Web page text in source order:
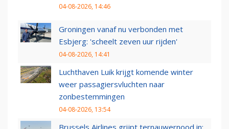
04-08-2026, 14:46
Groningen vanaf nu verbonden met
Esbjerg: 'scheelt zeven uur rijden'
04-08-2026, 14:41
Luchthaven Luik krijgt komende winter
weer passagiersvluchten naar
zonbestemmingen
04-08-2026, 13:54